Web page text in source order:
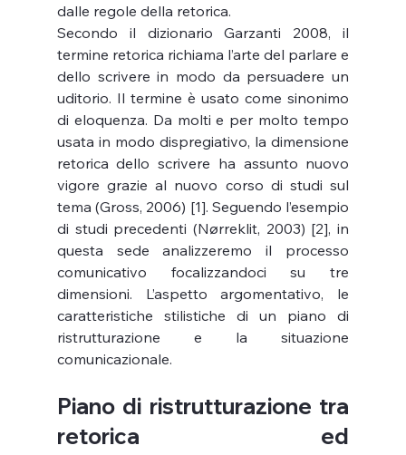
dalle regole della retorica.
Secondo il dizionario Garzanti 2008, il
termine retorica richiama l’arte del parlare e
dello scrivere in modo da persuadere un
uditorio. Il termine è usato come sinonimo
di eloquenza. Da molti e per molto tempo
usata in modo dispregiativo, la dimensione
retorica dello scrivere ha assunto nuovo
vigore grazie al nuovo corso di studi sul
tema (Gross, 2006) [1]. Seguendo l’esempio
di studi precedenti (Nørreklit, 2003) [2], in
questa sede analizzeremo il processo
comunicativo focalizzandoci su tre
dimensioni. L’aspetto argomentativo, le
caratteristiche stilistiche di un piano di
ristrutturazione e la situazione
comunicazionale.
Piano di ristrutturazione tra
retorica ed